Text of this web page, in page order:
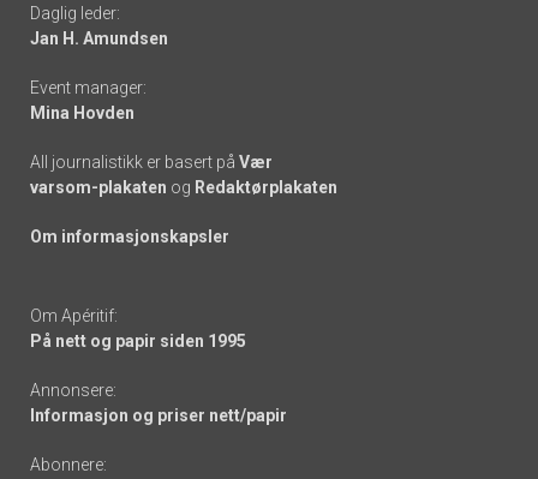
links
Daglig leder:
Jan H. Amundsen
Event manager:
Mina Hovden
All journalistikk er basert på Vær
varsom-plakaten og Redaktørplakaten
Om informasjonskapsler
Om Apéritif:
På nett og papir siden 1995
Annonsere:
Informasjon og priser nett/papir
Abonnere: